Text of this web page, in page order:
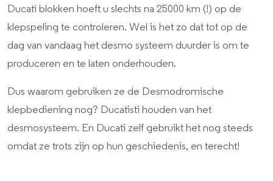
Ducati blokken hoeft u slechts na 25000 km (!) op de
klepspeling te controleren. Wel is het zo dat tot op de
dag van vandaag het desmo systeem duurder is om te
produceren en te laten onderhouden.
Dus waarom gebruiken ze de Desmodromische
klepbediening nog? Ducatisti houden van het
desmosysteem. En Ducati zelf gebruikt het nog steeds
omdat ze trots zijn op hun geschiedenis, en terecht!